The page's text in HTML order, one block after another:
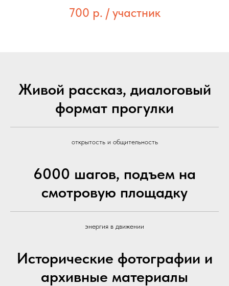
700 р. / участник
Живой рассказ, диалоговый
формат прогулки
открытость и общительность
6000 шагов, подъем на
смотровую площадку
энергия в движении
Исторические фотографии и
архивные материалы